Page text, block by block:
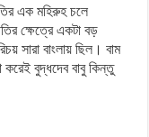
এক মহিরুহ চলে
ক্ষেত্রে একটা বড়
সারা বাংলায় ছিল। বাম
করেই বুদ্ধদেব বাবু কিন্তু